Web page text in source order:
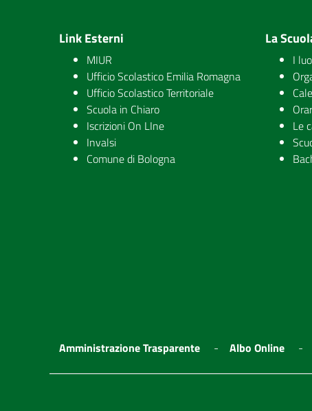
Link Esterni
MIUR
Ufficio Scolastico Emilia Romagna
Ufficio Scolastico Territoriale
Scuola in Chiaro
Iscrizioni On LIne
Invalsi
Comune di Bologna
La
I
Le
Amministrazione Trasparente Albo Online